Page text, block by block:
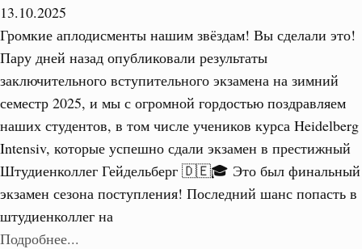
13.10.2025
Громкие аплодисменты нашим звёздам! Вы сделали это!
Пару дней назад опубликовали результаты
заключительного вступительного экзамена на зимний
семестр 2025, и мы с огромной гордостью поздравляем
наших студентов, в том числе учеников курса Heidelberg
Intensiv, которые успешно сдали экзамен в престижный
Штудиенколлег Гейдельберг 🇩🇪🎓 Это был финальный
экзамен сезона поступления! Последний шанс попасть в
штудиенколлег на
Подробнее...